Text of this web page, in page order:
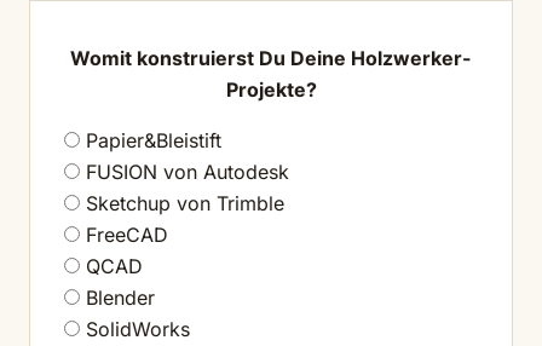
Womit konstruierst Du Deine Holzwerker-
Projekte?
Papier&Bleistift
FUSION von Autodesk
Sketchup von Trimble
FreeCAD
QCAD
Blender
SolidWorks